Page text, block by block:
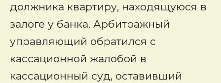
должника квартиру, находящуюся в
залоге у банка. Арбитражный
управляющий обратился с
кассационной жалобой в
кассационный суд, оставивший